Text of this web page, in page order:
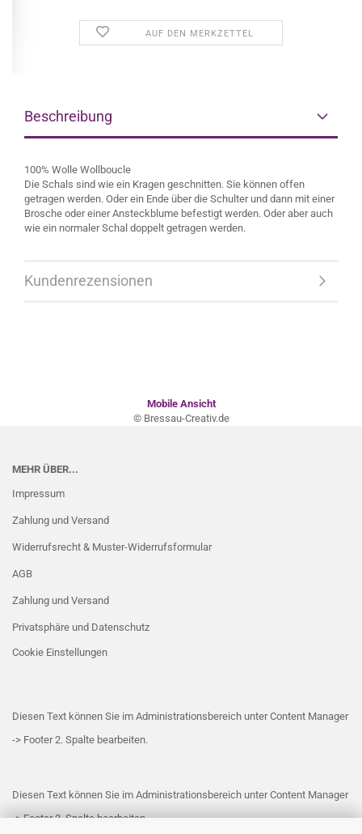
AUF DEN MERKZETTEL
Beschreibung
100% Wolle Wollboucle
Die Schals sind wie ein Kragen geschnitten. Sie können offen
getragen werden. Oder ein Ende über die Schulter und dann mit einer
Brosche oder einer Ansteckblume befestigt werden. Oder aber auch
wie ein normaler Schal doppelt getragen werden.
Kundenrezensionen
Mobile Ansicht
© Bressau-Creativ.de
MEHR ÜBER...
Impressum
Zahlung und Versand
Widerrufsrecht & Muster-Widerrufsformular
AGB
Zahlung und Versand
Privatsphäre und Datenschutz
Cookie Einstellungen
Diesen Text können Sie im Administrationsbereich unter Content Manager
-> Footer 2. Spalte bearbeiten.
Diesen Text können Sie im Administrationsbereich unter Content Manager
-> Footer 3. Spalte bearbeiten.